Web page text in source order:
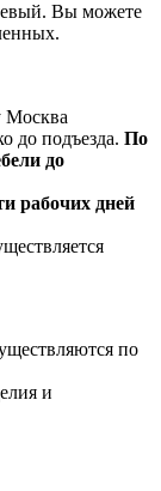
Вы можете
Москва
до подъезда. По
до
рабочих дней
по
и